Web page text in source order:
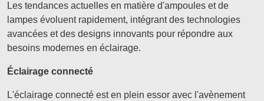
Les tendances actuelles en matière d'ampoules et de
lampes évoluent rapidement, intégrant des technologies
avancées et des designs innovants pour répondre aux
besoins modernes en éclairage.
Éclairage connecté
L'éclairage connecté est en plein essor avec l'avènement